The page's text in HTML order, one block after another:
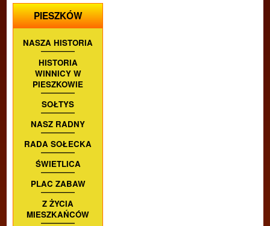
PIESZKÓW
NASZA HISTORIA
HISTORIA
WINNICY W
PIESZKOWIE
SOŁTYS
NASZ RADNY
RADA SOŁECKA
ŚWIETLICA
PLAC ZABAW
Z ŻYCIA
MIESZKAŃCÓW